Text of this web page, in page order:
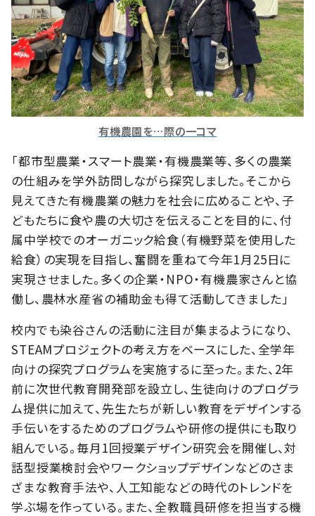
有機農園を…際の一コマ
「都市型農業・スマート農業・有機農業等、多くの農業
の仕組みを学外訪問しながら探究しました。そこから
見えてきた有機農業の魅力を社会に広めることや、子
どもたちに食や農の大切さを伝えることを目的に、付
属中学校でのオーガニック給食（有機野菜を使用した
給食）の実現を目指し、奮闘を重ねて今年1月25日に
実現させました。多くの企業・NPO・有機農家さんと協
働し、農林水産省の補助金も得て活動してきました」
校内でも染谷さんの活動に注目が集まるようになり、
STEAMプロジェクトの考え方をベースにした、全学年
向けの探究プログラムを実施するに至った。また、2年
前に次世代教育開発部を設立し、生徒向けのプログラ
ム提供に加えて、先生たちが新しい教育をデザインする
手伝いをするためのプログラムや研修の提供にも取り
組んでいる。毎月1回授業デザイン研究会を開催し、対
話型授業検討会やワークショップデザインなどのさま
ざまな教育手法や、人工知能などの時代のトレンドを
学ぶ場を作っている。また、全教職員研修を担当する機